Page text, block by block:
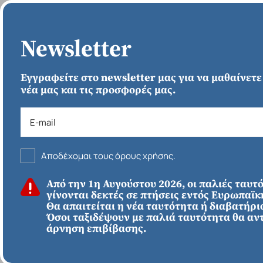
Newsletter
Εγγραφείτε στο newsletter μας για να
νέα μας και τις προσφορές μας.
Αποδέχομαι τους όρους χρήσης.
Από την 1η Αυγούστου 2026, οι παλιές
γίνονται δεκτές σε πτήσεις εντός
Θα απαιτείται η νέα ταυτότητα ή
Όσοι ταξιδέψουν με παλιά ταυτότητα θα
άρνηση επιβίβασης.
Απευθείας απο
Ηράκλειο
Εκτός Ευρώπης
ΕΥΡΩΠΗ
Λονδίνο